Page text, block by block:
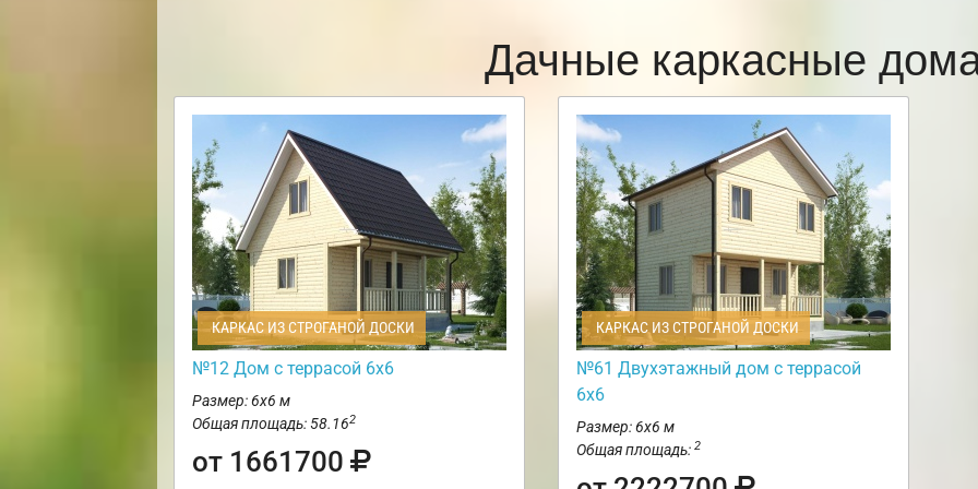
Дачные каркасные
КАРКАС ИЗ СТРОГАНОЙ ДОСКИ
№12 Дом с террасой 6х6
Размер: 6х6 м
Общая площадь: 58.162
от 1661700
КАРКАС ИЗ СТРОГАНОЙ ДОСКИ
№61 Двухэтажный дом с террасой
6х6
Размер: 6х6 м
Общая площадь: 2